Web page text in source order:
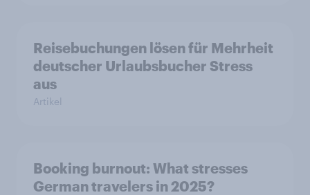
Reisebuchungen lösen für Mehrheit
deutscher Urlaubsbucher Stress
aus
Artikel
Booking burnout: What stresses
German travelers in 2025?